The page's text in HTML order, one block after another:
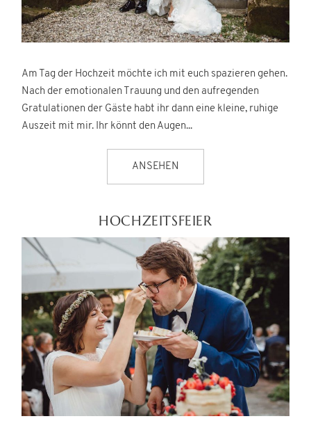
Am Tag der Hochzeit möchte ich mit euch spazieren gehen.
Nach der emotionalen Trauung und den aufregenden
Gratulationen der Gäste habt ihr dann eine kleine, ruhige
Auszeit mit mir. Ihr könnt den Augen...
ANSEHEN
HOCHZEITSFEIER